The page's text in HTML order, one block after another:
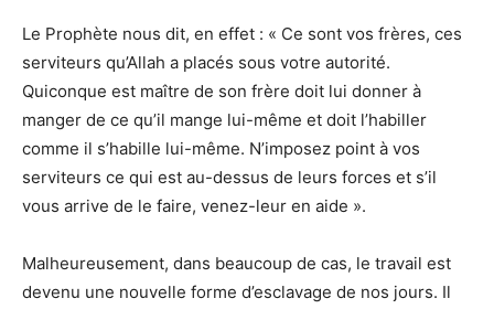
Le Prophète nous dit, en effet : « Ce sont vos frères, ces
serviteurs qu’Allah a placés sous votre autorité.
Quiconque est maître de son frère doit lui donner à
manger de ce qu’il mange lui-même et doit l’habiller
comme il s’habille lui-même. N’imposez point à vos
serviteurs ce qui est au-dessus de leurs forces et s’il
vous arrive de le faire, venez-leur en aide ».
Malheureusement, dans beaucoup de cas, le travail est
devenu une nouvelle forme d’esclavage de nos jours. Il